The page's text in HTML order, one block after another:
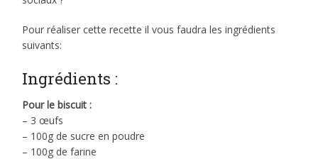
Pour réaliser cette recette il vous faudra les ingrédients
suivants:
Ingrédients :
Pour le biscuit :
– 3 œufs
– 100g de sucre en poudre
– 100g de farine